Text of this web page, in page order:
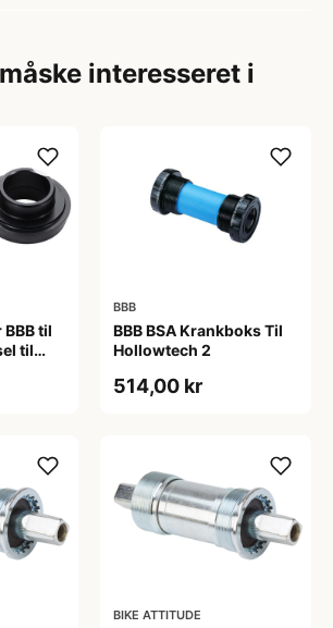
interesseret i
til
til
BBB
BBB BSA Krankboks Til
Hollowtech 2
514,00 kr
BIKE ATTITUDE